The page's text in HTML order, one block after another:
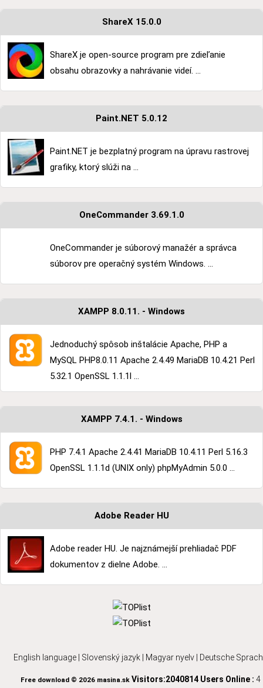
ShareX 15.0.0
ShareX je open-source program pre zdieľanie
obsahu obrazovky a nahrávanie videí. ...
Paint.NET 5.0.12
Paint.NET je bezplatný program na úpravu rastrovej
grafiky, ktorý slúži na ...
OneCommander 3.69.1.0
OneCommander je súborový manažér a správca
súborov pre operačný systém Windows. ...
XAMPP 8.0.11. - Windows
Jednoduchý spôsob inštalácie Apache, PHP a
MySQL PHP8.0.11 Apache 2.4.49 MariaDB 10.4.21 Perl
5.32.1 OpenSSL 1.1.1l ...
XAMPP 7.4.1. - Windows
PHP 7.4.1 Apache 2.4.41 MariaDB 10.4.11 Perl 5.16.3
OpenSSL 1.1.1d (UNIX only) phpMyAdmin 5.0.0 ...
Adobe Reader HU
Adobe reader HU. Je najznámejší prehliadač PDF
dokumentov z dielne Adobe. ...
English language Slovenský jazyk Magyar nyelv Deutsche
Free download © 2026 masina.skVisitors:2040814 Users Online : 4